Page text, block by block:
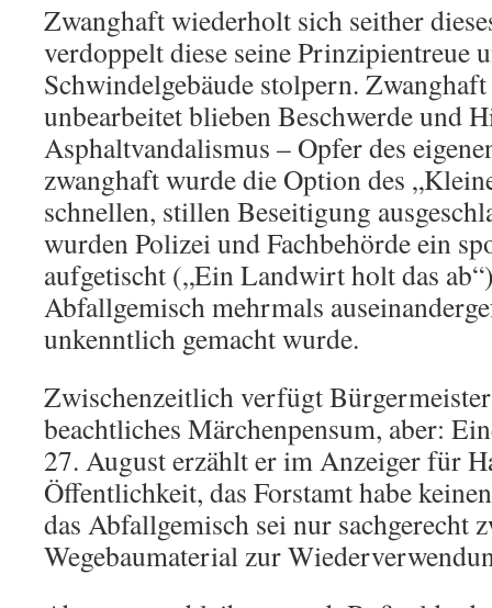
Zwanghaft wiederholt sich seither
verdoppelt diese seine Prinzipientreue
Schwindelgebäude stolpern.
unbearbeitet blieben Beschwerde und
Asphaltvandalismus – Opfer des
zwanghaft wurde die Option des
schnellen, stillen Beseitigung
wurden Polizei und Fachbehörde ein
aufgetischt („Ein Landwirt holt das
Abfallgemisch mehrmals
unkenntlich gemacht wurde.
Zwischenzeitlich verfügt
beachtliches Märchenpensum, aber:
27. August erzählt er im Anzeiger für
Öffentlichkeit, das Forstamt habe
das Abfallgemisch sei nur sachgerecht
Wegebaumaterial zur